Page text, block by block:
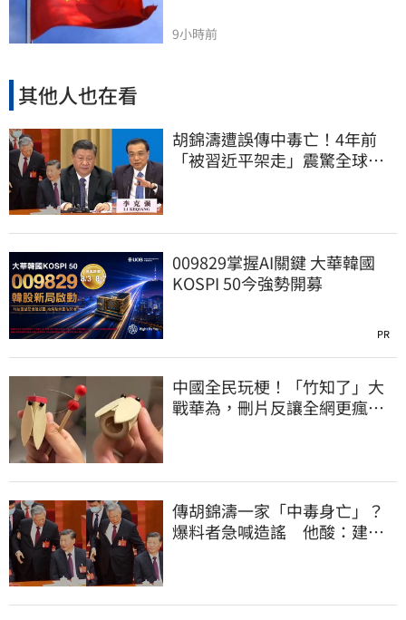
9小時前
其他人也在看
胡錦濤遭誤傳中毒亡！4年前
「被習近平架走」震驚全球
009829掌握AI關鍵 大華韓國
KOSPI 50今強勢開募
PR
中國全民玩梗！「竹知了」大
戰華為，刪片反讓全網更瘋
傳胡錦濤一家「中毒身亡」？
爆料者急喊造謠 他酸：建議